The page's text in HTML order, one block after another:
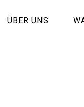
ÜBER UNS